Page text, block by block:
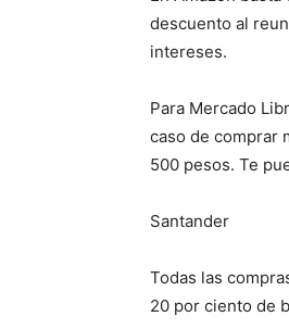
descuento al
intereses.
Para Mercado
caso de comprar
500 pesos. Te
Santander
Todas las
20 por ciento de